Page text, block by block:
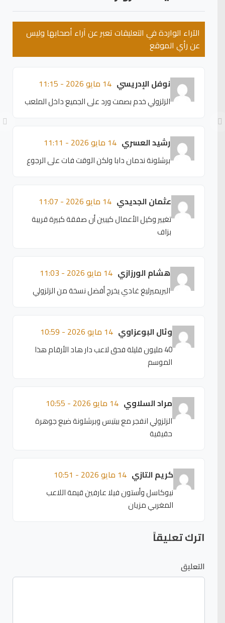
الآراء الواردة في التعليقات تعبر عن آراء أصحابها وليس
عن رأي الموقع
نوفل الإدريسي 14 مايو 2026 - 11:15
الزلزولي خدم بصمت ورد على الجميع داخل الملعب
رشيد العسري 14 مايو 2026 - 11:11
برشلونة ندمان دابا ولكن الوقت فات على الرجوع
عثمان الجديدي 14 مايو 2026 - 11:07
تغيير وكيل الأعمال كيبين أن صفقة كبيرة قريبة
بزاف
هشام الورزازي 14 مايو 2026 - 11:03
البريميرليغ غادي يخرج أفضل نسخة من الزلزولي
وئال البوعزاوي 14 مايو 2026 - 10:59
40 مليون قليلة فحق لاعب دار هاد الأرقام هذا
الموسم
مراد السلاوي 14 مايو 2026 - 10:55
الزلزولي انفجر مع بيتيس وبرشلونة ضيع جوهرة
حقيقية
كريم التازي 14 مايو 2026 - 10:51
نيوكاسل وأستون فيلا عارفين قيمة اللاعب
المغربي مزيان
اترك تعليقاً
التعليق